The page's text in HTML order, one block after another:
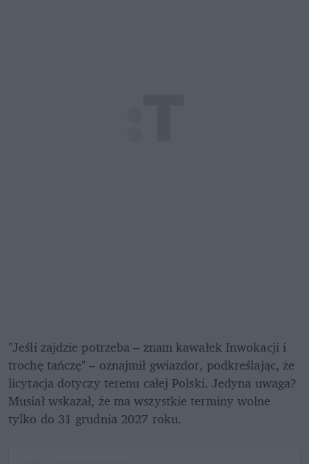
"Jeśli zajdzie potrzeba – znam kawałek Inwokacji i
trochę tańczę" – oznajmił gwiazdor, podkreślając, że
licytacja dotyczy terenu całej Polski. Jedyna uwaga?
Musiał wskazał, że ma wszystkie terminy wolne
tylko do 31 grudnia 2027 roku.